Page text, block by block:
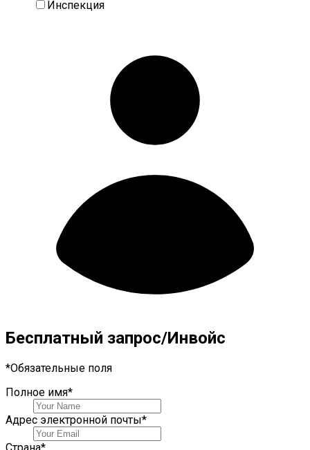
Инспекция
Бесплатный запрос/Инвойс
*Обязательные поля
Полное имя*
Адрес электронной почты*